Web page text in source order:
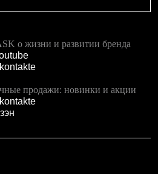
о жизни и развитии бренда
продажи: новинки и акции